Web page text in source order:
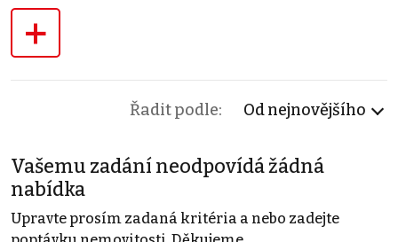
+
Řadit podle: Od nejnovějšího
Vašemu zadání neodpovídá žádná
nabídka
Upravte prosím zadaná kritéria a nebo zadejte